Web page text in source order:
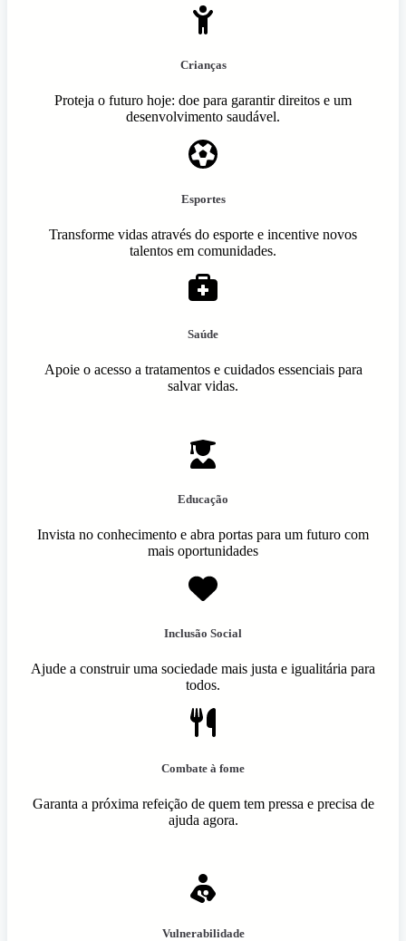
Crianças
Proteja o futuro hoje: doe para garantir direitos e um
desenvolvimento saudável.
Esportes
Transforme vidas através do esporte e incentive novos
talentos em comunidades.
Saúde
Apoie o acesso a tratamentos e cuidados essenciais para
salvar vidas.
Educação
Invista no conhecimento e abra portas para um futuro com
mais oportunidades
Inclusão Social
Ajude a construir uma sociedade mais justa e igualitária para
todos.
Combate à fome
Garanta a próxima refeição de quem tem pressa e precisa de
ajuda agora.
Vulnerabilidade